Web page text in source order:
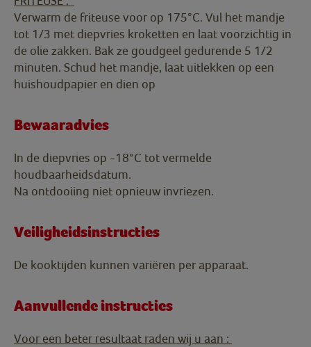
Verwarm de friteuse voor op 175°C. Vul het mandje
tot 1/3 met diepvries kroketten en laat voorzichtig in
de olie zakken. Bak ze goudgeel gedurende 5 1/2
minuten. Schud het mandje, laat uitlekken op een
huishoudpapier en dien op
Bewaaradvies
In de diepvries op -18°C tot vermelde
houdbaarheidsdatum.
Na ontdooiing niet opnieuw invriezen.
Veiligheidsinstructies
De kooktijden kunnen variëren per apparaat.
Aanvullende instructies
Voor een beter resultaat raden wij u aan :